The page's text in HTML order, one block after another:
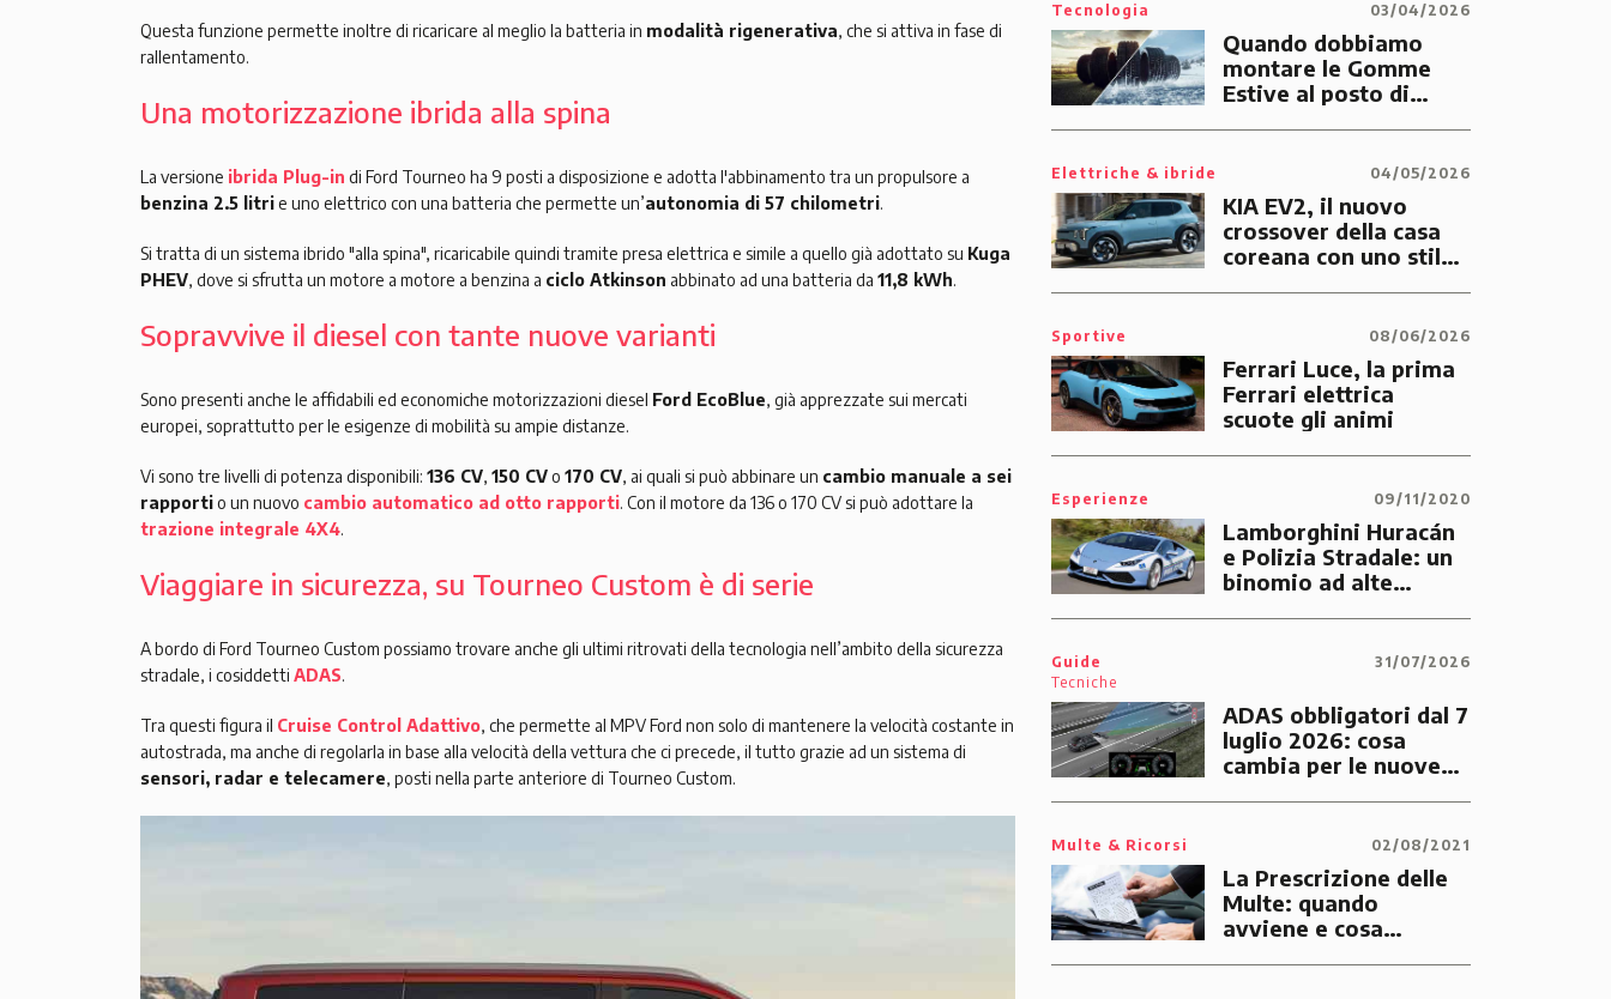
Questa funzione permette inoltre di ricaricare al meglio la batteria in modalità rigenerativa, che si attiva in fase di
rallentamento.
Una motorizzazione ibrida alla spina
La versione ibrida Plug-in di Ford Tourneo ha 9 posti a disposizione e adotta l'abbinamento tra un propulsore a
benzina 2.5 litrie uno elettrico con una batteria che permette un’autonomia di 57 chilometri.
Si tratta di un sistema ibrido "alla spina", ricaricabile quindi tramite presa elettrica e simile a quello già adottato su Kuga
PHEV, dove si sfrutta un motore a motore a benzina a ciclo Atkinson abbinato ad una batteria da 11,8 kWh.
Sopravvive il diesel con tante nuove varianti
Sono presenti anche le affidabili ed economiche motorizzazioni diesel Ford EcoBlue, già apprezzate sui mercati
europei, soprattutto per le esigenze di mobilità su ampie distanze.
Vi sono tre livelli di potenza disponibili: 136 CV, 150 CVo 170 CV, ai quali si può abbinare un cambio manuale a sei
rapportio un nuovo cambio automatico ad otto rapporti. Con il motore da 136 o 170 CV si può adottare la
trazione integrale 4X4.
Viaggiare in sicurezza, su Tourneo Custom è di serie
A bordo di Ford Tourneo Custom possiamo trovare anche gli ultimi ritrovati della tecnologia nell’ambito della sicurezza
stradale, i cosiddetti ADAS.
Tra questi figura il Cruise Control Adattivo, che permette al MPV Ford non solo di mantenere la velocità costante in
autostrada, ma anche di regolarla in base alla velocità della vettura che ci precede, il tutto grazie ad un sistema di
sensori, radar e telecamere, posti nella parte anteriore di Tourneo Custom.
Tecnologia 03/04/2026
Quando dobbiamo
montare le Gomme
Estive al posto di
Elettriche & ibride 04/05/2026
KIA EV2, il nuovo
crossover della casa
coreana con uno stile
Sportive 08/06/2026
Ferrari Luce, la prima
Ferrari elettrica
scuote gli animi
Esperienze 09/11/2020
Lamborghini Huracán
e Polizia Stradale: un
binomio ad alte
Guide
Tecniche
31/07/2026
ADAS obbligatori dal 7
luglio 2026: cosa
cambia per le nuove
Multe & Ricorsi 02/08/2021
La Prescrizione delle
Multe: quando
avviene e cosa